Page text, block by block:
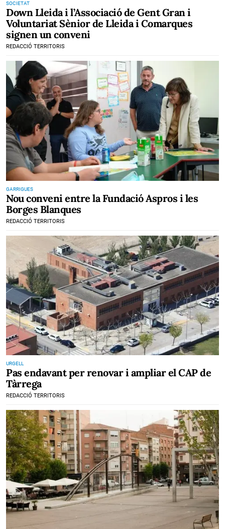
SOCIETAT
Down Lleida i l’Associació de Gent Gran i
Voluntariat Sènior de Lleida i Comarques
signen un conveni
REDACCIÓ TERRITORIS
GARRIGUES
Nou conveni entre la Fundació Aspros i les
Borges Blanques
REDACCIÓ TERRITORIS
URGELL
Pas endavant per renovar i ampliar el CAP de
Tàrrega
REDACCIÓ TERRITORIS